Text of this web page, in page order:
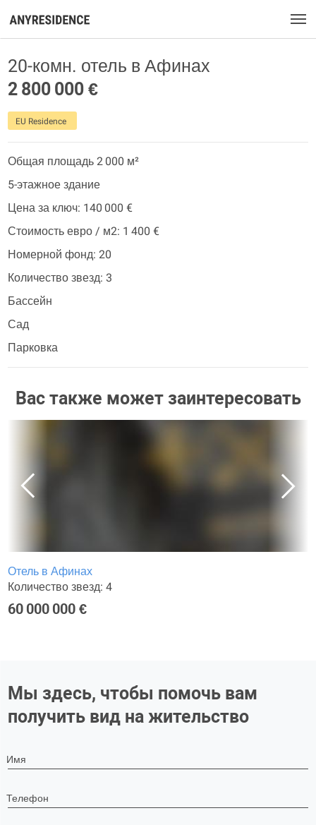
20-комн. отель в Афинах
2 800 000 €
EU Residence
Общая площадь 2 000 м²
5-этажное здание
Цена за ключ: 140 000 €
Стоимость евро / м2: 1 400 €
Номерной фонд: 20
Количество звезд: 3
Бассейн
Сад
Парковка
Вас также может заинтересовать
Отель в Афинах
Количество звезд: 4
60 000 000 €
Мы здесь, чтобы помочь вам
получить вид на жительство
Имя
Телефон